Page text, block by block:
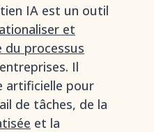
IA est un outil
et
du processus
Il
artificielle pour
de tâches, de la
et la